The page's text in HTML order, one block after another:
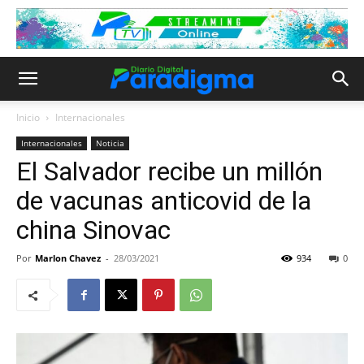
Inicio Internacionales
Internacionales Noticia
El Salvador recibe un millón
de vacunas anticovid de la
china Sinovac
Por Marlon Chavez - 28/03/2021 0
934